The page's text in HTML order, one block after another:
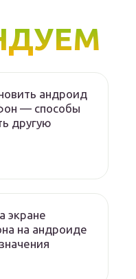
андроид
— способы
другую
экране
на андроиде